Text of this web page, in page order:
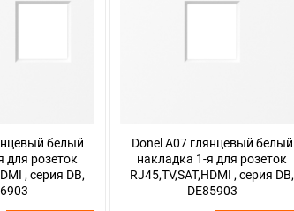
белый
для розеток
, серия DB,
Donel A07 глянцевый белый
накладка 1-я для розеток
RJ45,TV,SAT,HDMI , серия DB,
DE85903